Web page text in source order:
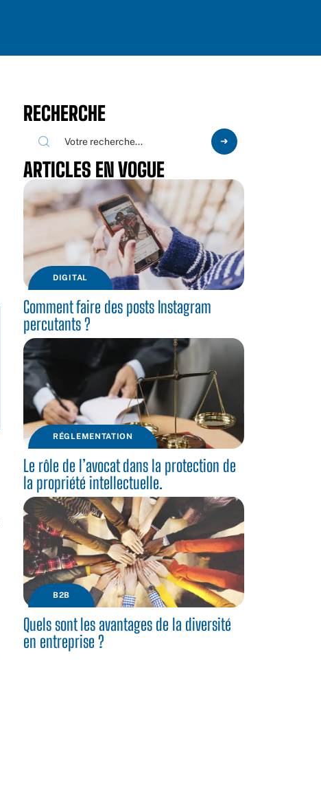
RECHERCHE
ARTICLES EN VOGUE
DIGITAL
Comment faire des posts Instagram
percutants ?
RÉGLEMENTATION
Le rôle de l’avocat dans la protection de
la propriété intellectuelle.
B2B
Quels sont les avantages de la diversité
en entreprise ?